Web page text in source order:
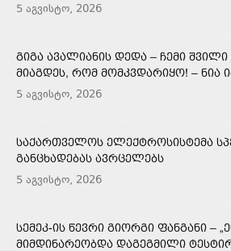
5 აგვისტო, 2026
ᲒᲘᲒᲐ ᲐᲕᲐᲚᲘᲐᲜᲘᲡ ᲓᲔᲓᲐ – ᲩᲔᲛᲘ ᲨᲕᲘᲚᲘ
ᲛᲘᲐᲒᲓᲔᲡ, ᲠᲝᲛ ᲛᲝᲛᲙᲕᲓᲐᲠᲘᲧᲝ! – ᲜᲘᲐ
5 აგვისტო, 2026
ᲡᲐᲥᲐᲠᲗᲕᲔᲚᲝᲡ ᲔᲚᲔᲥᲢᲠᲝᲡᲘᲡᲢᲔᲛᲐ
ᲒᲐᲜᲪᲮᲐᲓᲔᲑᲐᲡ ᲐᲕᲠᲪᲔᲚᲔᲑᲡ
5 აგვისტო, 2026
ᲡᲔᲛᲔᲙ-ᲘᲡ ᲬᲔᲕᲠᲘ ᲒᲘᲝᲠᲒᲘ ᲤᲐᲜᲒᲐᲜᲘ –
ᲛᲘᲛᲓᲘᲜᲐᲠᲔᲝᲑᲓᲐ ᲓᲐᲒᲔᲒᲛᲘᲚᲘ